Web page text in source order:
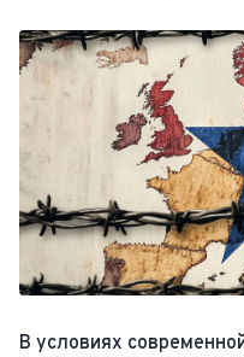
В условиях